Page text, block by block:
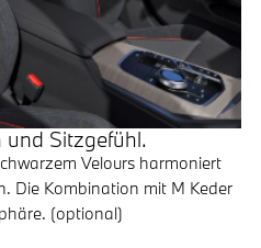
und Sitzgefühl.
Velours harmoniert
Die Kombination mit M Keder
(optional)